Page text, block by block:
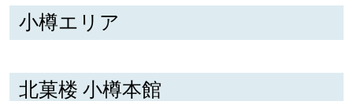
小樽エリア
北菓楼 小樽本館